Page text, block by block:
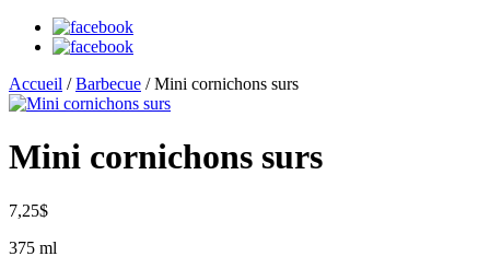
Accueil /Barbecue / Mini cornichons surs
Mini cornichons surs
7,25$
375 ml